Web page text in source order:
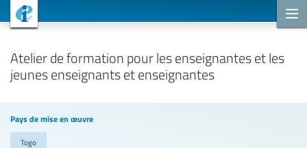
Atelier de formation pour les enseignantes et les
jeunes enseignants et enseignantes
Pays de mise en œuvre
Togo